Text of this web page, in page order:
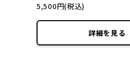
5,500円(税込)
詳細を見る